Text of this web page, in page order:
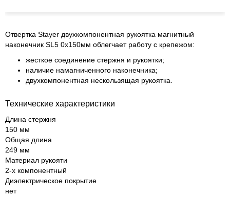
Отвертка Stayer двухкомпонентная рукоятка магнитный
наконечник SL5 0x150мм облегчает работу с крепежом:
жесткое соединение стержня и рукоятки;
наличие намагниченного наконечника;
двухкомпонентная нескользящая рукоятка.
Технические характеристики
Длина стержня
150 мм
Общая длина
249 мм
Материал рукояти
2-х компонентный
Диэлектрическое покрытие
нет